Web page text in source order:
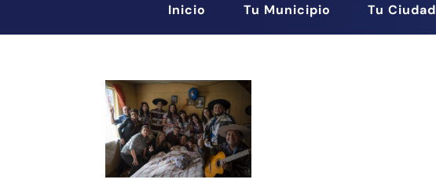
Inicio Tu Municipio Tu Ciudad